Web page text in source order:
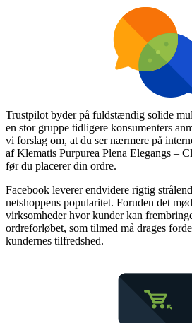
Trustpilot byder på fuldstændig solide
en stor gruppe tidligere konsumenters
vi forslag om, at du ser nærmere på
af Klematis Purpurea Plena Elegangs –
før du placerer din ordre.
Facebook leverer endvidere rigtig
netshoppens popularitet. Foruden det
virksomheder hvor kunder kan
ordreforløbet, som tilmed må drages
kundernes tilfredshed.